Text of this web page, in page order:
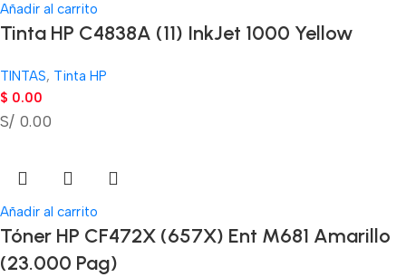
Añadir al carrito
Tinta HP C4838A (11) InkJet 1000 Yellow
TINTAS, Tinta HP
$ 0.00
S/ 0.00
Añadir al carrito
Tóner HP CF472X (657X) Ent M681 Amarillo
(23.000 Pag)